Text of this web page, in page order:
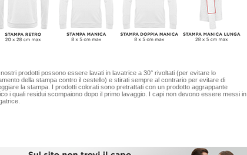
prodotti possono essere lavati in lavatrice a 30° rivoltati (per evitare lo
della stampa contro il cestello) e stirati sempre al contrario per evitare di
la stampa. I prodotti colorati sono pretrattati con un prodotto aggrappante
i quali residui scompaiono dopo il primo lavaggio. I capi non devono essere messi in